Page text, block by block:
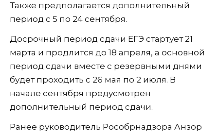
Также предполагается дополнительный
период с 5 по 24 сентября.
Досрочный период сдачи ЕГЭ стартует 21
марта и продлится до 18 апреля, а основной
период сдачи вместе с резервными днями
будет проходить с 26 мая по 2 июля. В
начале сентября предусмотрен
дополнительный период сдачи.
Ранее руководитель Рособрнадзора Анзор